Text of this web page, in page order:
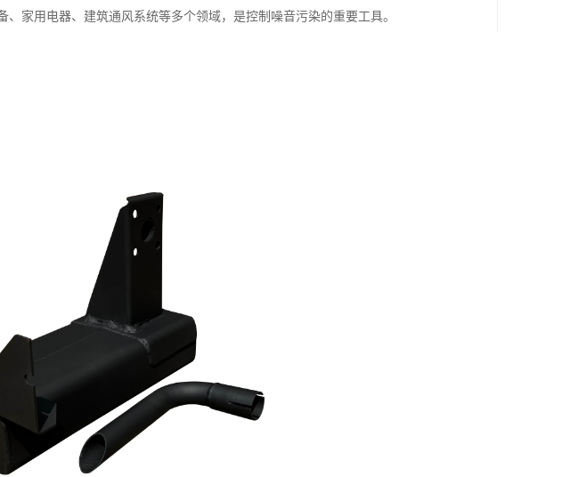
家用电器、建筑通风系统等多个领域，是控制噪音污染的重要工具。